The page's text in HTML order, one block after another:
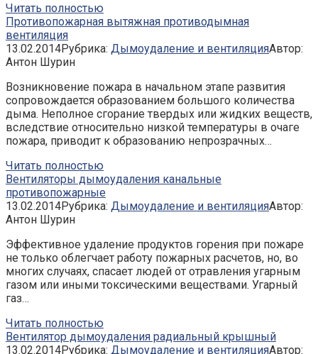
Читать полностью
Противопожарная вытяжная противодымная
вентиляция
13.02.2014Рубрика: Дымоудаление и вентиляцияАвтор:
Антон Шурин
Возникновение пожара в начальном этапе развития
сопровождается образованием большого количества
дыма. Неполное сгорание твердых или жидких веществ,
вследствие относительно низкой температуры в очаге
пожара, приводит к образованию непрозрачных…
Читать полностью
Вентиляторы дымоудаления канальные
противопожарные
13.02.2014Рубрика: Дымоудаление и вентиляцияАвтор:
Антон Шурин
Эффективное удаление продуктов горения при пожаре
не только облегчает работу пожарных расчетов, но, во
многих случаях, спасает людей от отравления угарным
газом или иными токсическими веществами. Угарный
газ…
Читать полностью
Вентилятор дымоудаления радиальный крышный
13.02.2014Рубрика: Дымоудаление и вентиляцияАвтор: